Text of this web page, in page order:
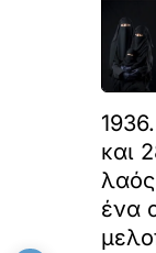
και
ένα